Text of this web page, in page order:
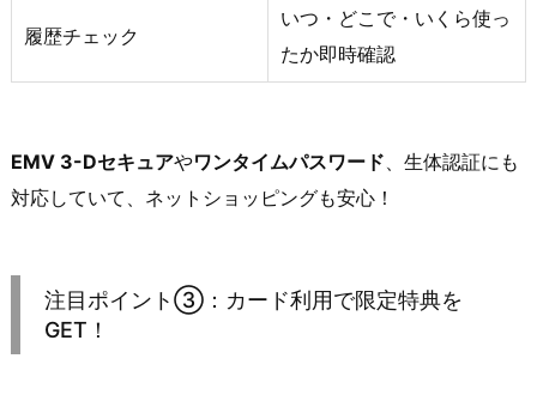
履歴チェック
いつ・どこで・いくら使っ
たか即時確認
EMV 3-Dセキュアやワンタイムパスワード、生体認証にも
対応していて、ネットショッピングも安心！
注目ポイント③：カード利用で限定特典を
GET！